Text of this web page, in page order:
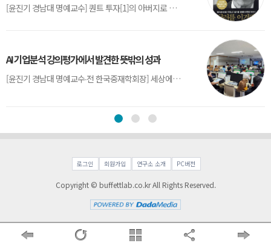
[윤진기 경남대 명예교수] 퀀트 투자[1]의 아버지로 불리는 에드워드 소프(Edward O. Thorp)는 수학계에서 천재로 알려진 인물이다. 그는 수학자이지만, 투자 업계에도 여러 가지 흥미로운 일화를 남겼다.수학을 이용하여 카지노를 이길 수 있는지가 궁금했던 그는 동료 교수가 소개해 준 블랙잭(Blackjack) 전략의 핵심을 손바닥 크기의 종이에 요...
AI 기업분석 강의평가에서 발견한 뜻밖의 성과
[윤진기 경남대 명예교수∙전 한국중재학회장] 세상에는 우연처럼 보이지만 인류의 진보를 이끌어낸 사건들이 있다. 영국의 알렉산더 플레밍(Alexander Fleming)이 곰팡이 핀 페트리 접시(Petri dish)를 버리지 않고[1] 관찰해 페니실린을 발견한 것은 그 대표적 사례다. 무심히 지나쳤다면 결코 없었을 혁신이었다.지난 7월 5일, 필자가 개발한 기업...
로그인 회원가입 연구소 소개 PC버전
Copyright © buffettlab.co.kr All Rights Reserved.